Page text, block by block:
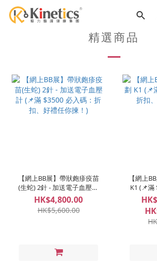
精選商品
【網上BB展】帶狀皰疹疫苗
(生蛇) 2針 - 加送電子血壓計
(📌滿 $3500 必入碼：折扣、
好禮任你揀！)
HK$4,800.00
HK$5,600.00
【網上
K1 (📌滿
扣、